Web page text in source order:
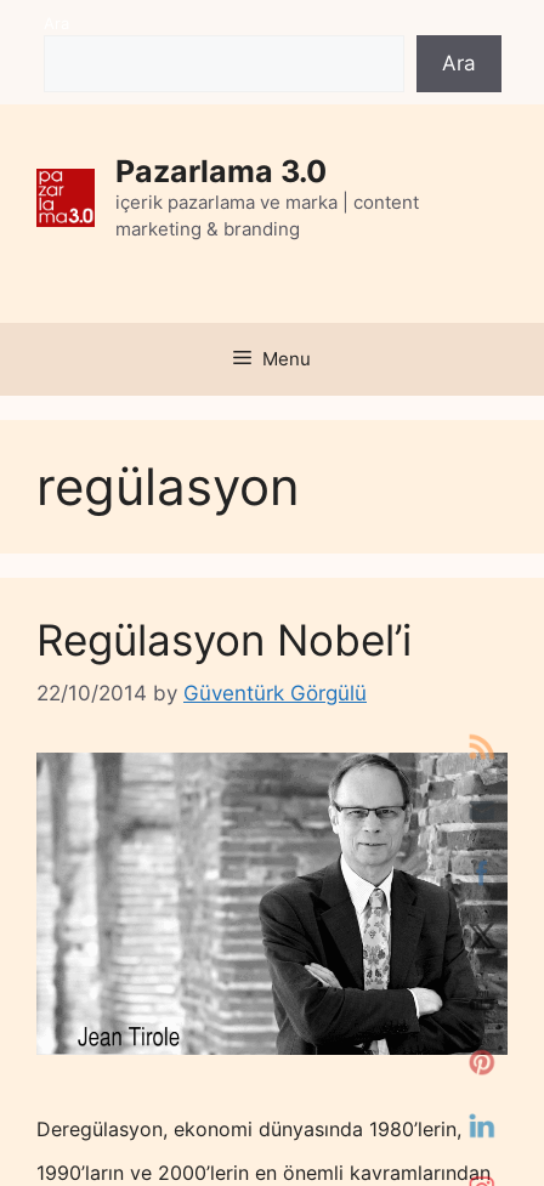
Ara
Pazarlama 3.0
içerik pazarlama ve marka | content
marketing & branding
Menu
regülasyon
Regülasyon Nobel’i
22/10/2014 by Güventürk Görgülü
Deregülasyon, ekonomi dünyasında 1980’lerin,
1990’ların ve 2000’lerin en önemli kavramlarından